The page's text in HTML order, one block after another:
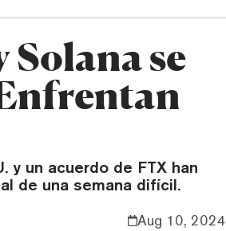
se
y un acuerdo de FTX han
de una semana difícil.
Aug 10, 2024